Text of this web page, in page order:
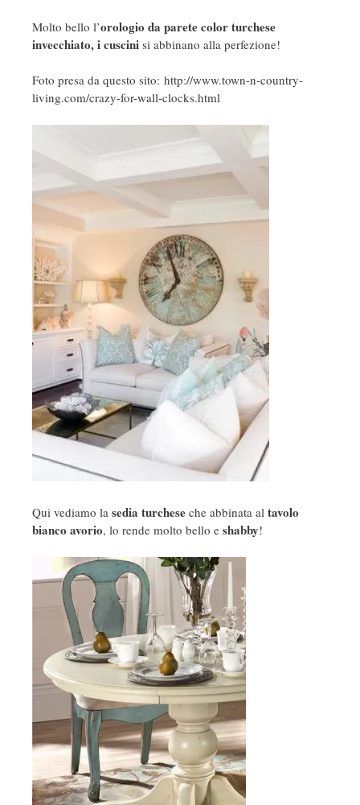
Molto bello l’orologio da parete color turchese
invecchiato, i cuscini si abbinano alla perfezione!
Foto presa da questo sito: http://www.town-n-country-
living.com/crazy-for-wall-clocks.html
Qui vediamo la sedia turchese che abbinata al tavolo
bianco avorio, lo rende molto bello e shabby!